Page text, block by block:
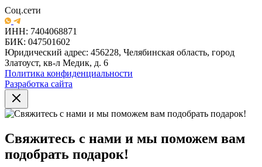
Соц.сети
ИНН: 7404068871
БИК: 047501602
Юридический адрес: 456228, Челябинская область, город
Златоуст, кв-л Медик, д. 6
Политика конфиденциальности
Разработка сайта
Свяжитесь с нами и мы поможем вам
подобрать подарок!